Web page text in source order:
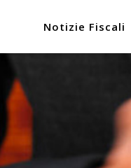
Notizie Fiscali